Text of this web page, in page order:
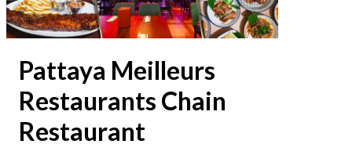
Pattaya Meilleurs
Restaurants Chain
Restaurant